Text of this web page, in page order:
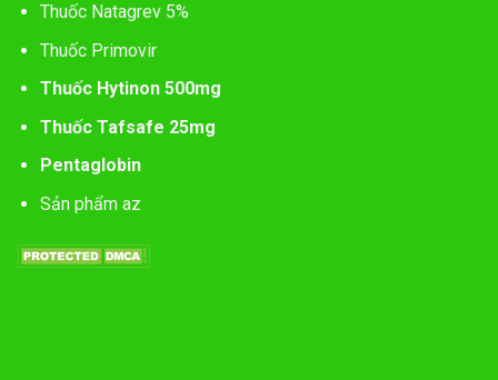
Thuốc Natagrev 5%
Thuốc Primovir
Thuốc Hytinon 500mg
Thuốc Tafsafe 25mg
Pentaglobin
Sản phẩm az